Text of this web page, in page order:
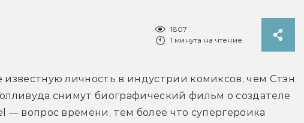
1807
1 минута на чтение
личность в индустрии комиксов, чем Стэн
снимут биографический фильм о создателе
— вопрос времени, тем более что супергероика